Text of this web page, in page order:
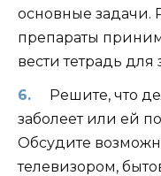
основные задачи.
препараты
вести тетрадь для
Решите, что
заболеет или ей
Обсудите
телевизором,